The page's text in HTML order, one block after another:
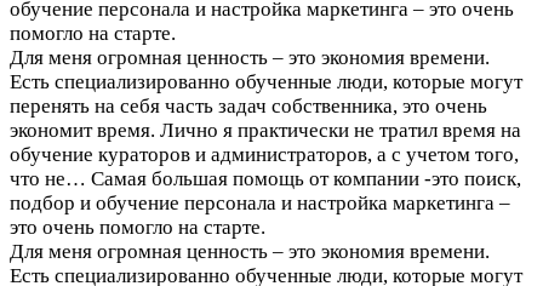
обучение персонала и настройка маркетинга – это очень
помогло на старте.
Для меня огромная ценность – это экономия времени.
Есть специализированно обученные люди, которые могут
перенять на себя часть задач собственника, это очень
экономит время. Лично я практически не тратил время на
обучение кураторов и администраторов, а с учетом того,
что не… Самая большая помощь от компании -это поиск,
подбор и обучение персонала и настройка маркетинга –
это очень помогло на старте.
Для меня огромная ценность – это экономия времени.
Есть специализированно обученные люди, которые могут